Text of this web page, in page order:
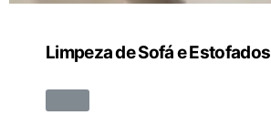
Limpeza de Sofá e Estofados